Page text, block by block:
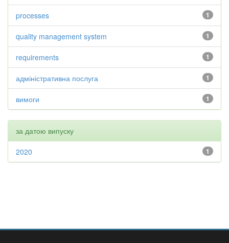
1
processes
1
quality management system
1
requirements
1
адміністративна послуга
1
вимоги
за датою випуску
1
2020